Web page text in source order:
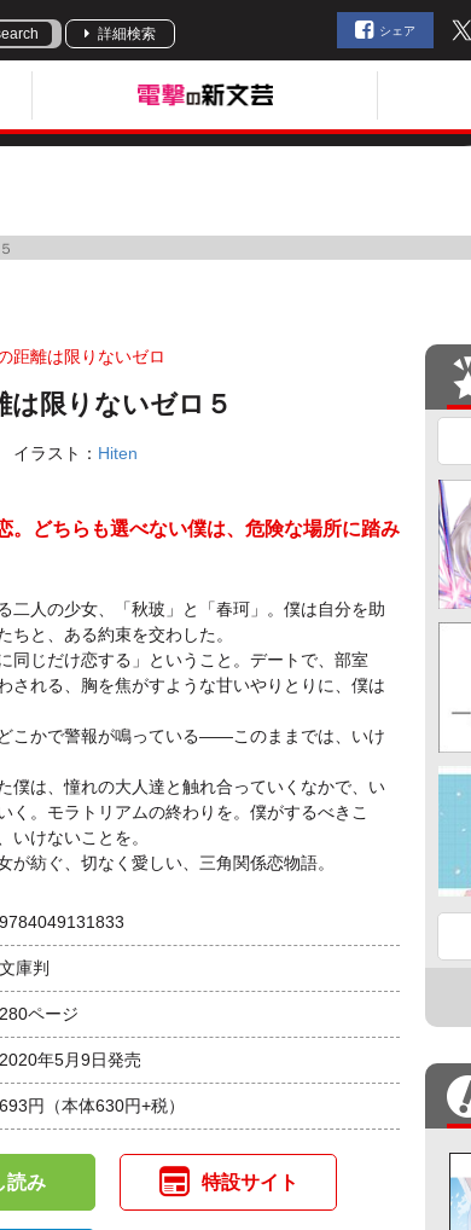
詳細検索 シェア
距離は限りないゼロ
は限りないゼロ５
イラスト： Hiten
。どちらも選べない僕は、危険な場所に踏み
二人の少女、「秋玻」と「春珂」。僕は自分を助
ちと、ある約束を交わした。
同じだけ恋する」ということ。デートで、部室
れる、胸を焦がすような甘いやりとりに、僕は
かで警報が鳴っている――このままでは、いけ
僕は、憧れの大人達と触れ合っていくなかで、い
く。モラトリアムの終わりを。僕がするべきこ
いけないことを。
紡ぐ、切なく愛しい、三角関係恋物語。
9784049131833
文庫判
280ページ
2020年5月9日発売
693円 （本体630円+税）
読み 特設サイト